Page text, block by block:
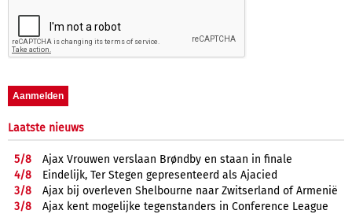
Laatste nieuws
5/8
Ajax Vrouwen verslaan Brøndby en staan in finale
4/8
Eindelijk, Ter Stegen gepresenteerd als Ajacied
3/8
Ajax bij overleven Shelbourne naar Zwitserland of Armenië
3/8
Ajax kent mogelijke tegenstanders in Conference League